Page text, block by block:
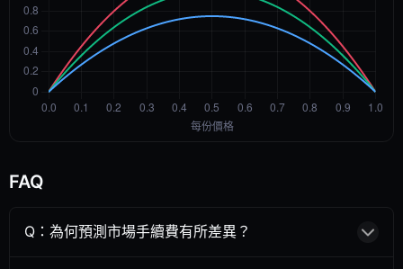
FAQ
Q：為何預測市場手續費有所差異？